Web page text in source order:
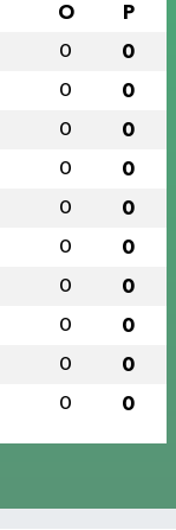
O P
0 0
0 0
0 0
0 0
0 0
0 0
0 0
0 0
0 0
0 0